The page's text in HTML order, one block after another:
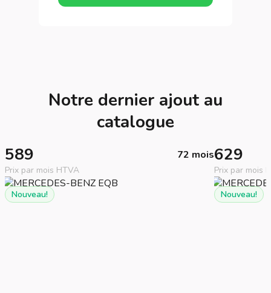
Notre dernier ajout au
catalogue
589 72 mois
Prix par mois HTVA
Nouveau!
629
Prix par mois
Nouveau!